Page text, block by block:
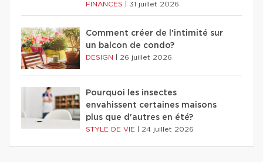
FINANCES 31 juillet 2026
Comment créer de l'intimité sur
un balcon de condo?
DESIGN 26 juillet 2026
Pourquoi les insectes
envahissent certaines maisons
plus que d'autres en été?
STYLE DE VIE 24 juillet 2026